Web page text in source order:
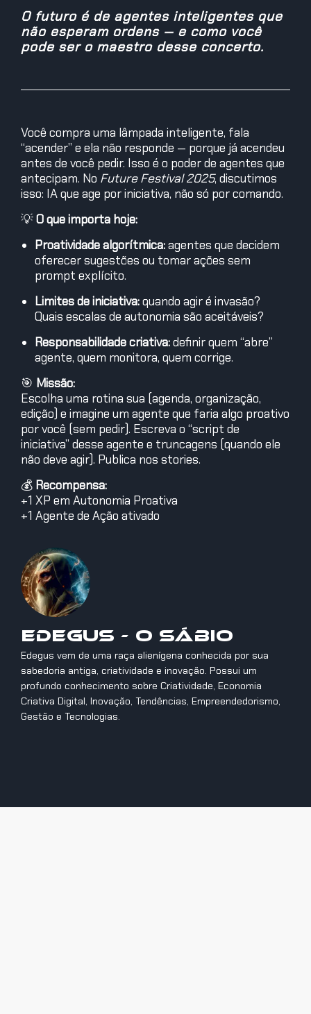
O futuro é de agentes inteligentes que
não esperam ordens — e como você
pode ser o maestro desse concerto.
Você compra uma lâmpada inteligente, fala
“acender” e ela não responde — porque já acendeu
antes de você pedir. Isso é o poder de agentes que
antecipam. No Future Festival 2025, discutimos
isso: IA que age por iniciativa, não só por comando.
💡O que importa hoje:
Proatividade algorítmica:agentes que decidem
oferecer sugestões ou tomar ações sem
prompt explícito.
Limites de iniciativa:quando agir é invasão?
Quais escalas de autonomia são aceitáveis?
Responsabilidade criativa:definir quem “abre”
agente, quem monitora, quem corrige.
🎯 Missão:
Escolha uma rotina sua (agenda, organização,
edição) e imagine um agente que faria algo proativo
por você (sem pedir). Escreva o “script de
iniciativa” desse agente e truncagens (quando ele
não deve agir). Publica nos stories.
💰 Recompensa:
+1 XP em Autonomia Proativa
+1 Agente de Ação ativado
Edegus - O Sábio
Edegus vem de uma raça alienígena conhecida por sua
sabedoria antiga, criatividade e inovação. Possui um
profundo conhecimento sobre Criatividade, Economia
Criativa Digital, Inovação, Tendências, Empreendedorismo,
Gestão e Tecnologias.